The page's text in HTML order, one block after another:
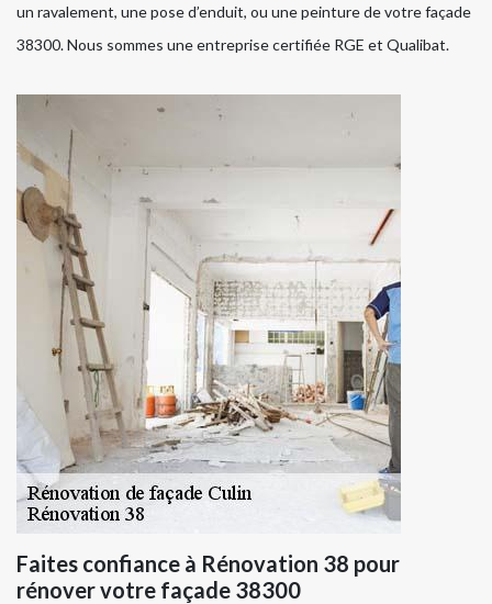
un ravalement, une pose d’enduit, ou une peinture de votre façade
38300. Nous sommes une entreprise certifiée RGE et Qualibat.
Faites confiance à Rénovation 38 pour
rénover votre façade 38300